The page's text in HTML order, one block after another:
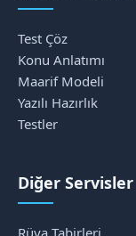
Test Çöz
Konu Anlatımı
Maarif Modeli
Yazılı Hazırlık
Testler
Diğer Servisler
Rüya Tabirleri